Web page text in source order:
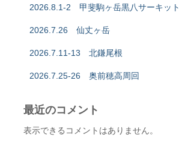
2026.8.1-2 甲斐駒ヶ岳黒八サーキット
2026.7.26 仙丈ヶ岳
2026.7.11-13 北鎌尾根
2026.7.25-26 奥前穂高周回
最近のコメント
表示できるコメントはありません。